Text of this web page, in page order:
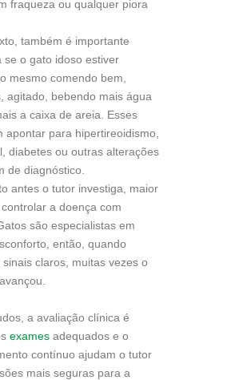
fraqueza ou qualquer piora
também é importante
se o gato idoso estiver
mesmo comendo bem,
agitado, bebendo mais água
a caixa de areia. Esses
apontar para hipertireoidismo,
diabetes ou outras alterações
de diagnóstico.
antes o tutor investiga, maior
a doença com
são especialistas em
então, quando
claros, muitas vezes o
a avaliação clínica é
exames adequados e o
contínuo ajudam o tutor
mais seguras para a